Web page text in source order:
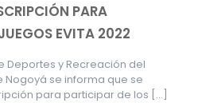
PARA
EVITA 2022
Deportes y Recreación del
se informa que se
para participar de los […]